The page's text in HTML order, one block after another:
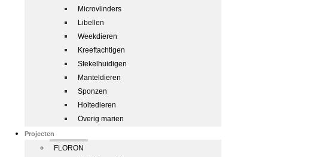
Microvlinders
Libellen
Weekdieren
Kreeftachtigen
Stekelhuidigen
Manteldieren
Sponzen
Holtedieren
Overig marien
Projecten
FLORON